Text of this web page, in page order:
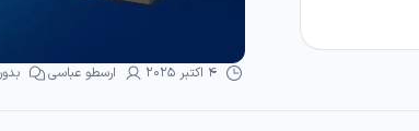
4 اکتبر 2025 ارسطو عباسی